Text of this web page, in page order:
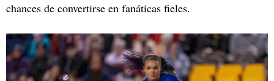
chances de convertirse en fanáticas fieles.